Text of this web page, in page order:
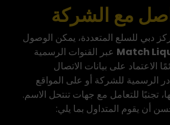
مع الشركة
دبي للسلع المتعددة، يمكن الوصول
Match عبر القنوات الرسمية
الاعتماد على بيانات الاتصال
الرسمية للشركة أو على المواقع
تجنبًا للتعامل مع جهات تنتحل الاسم.
أن يقوم المتداول بما يلي: